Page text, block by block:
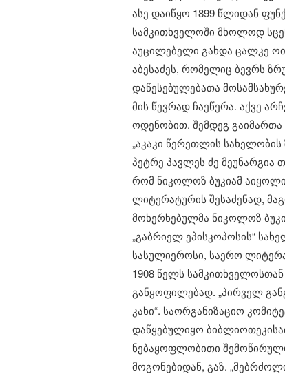
ასე დაიწყო 1899 წლიდან
სამკითხველოში მხოლოდ
აუცილებელი გახდა ცალკე
აბესაძეს, რომელიც ბევრს
დაწესებულებათა
მის წევრად ჩაეწერა. აქვე
ოდენობით. შემდეგ
„აკაკი წერეთლის
​პეტრე პავლეს ძე
რომ ნიკოლოზ ბუკიამ
ლიტერატურის შესაძენად,
მოხერხებულმა ნიკოლოზ
„გაბრიელ ეპისკოპოსის“
სასულიეროსი, საერო
​1908 წელს
განყოფილებად. „პირველ
კახი“. საორგანიზაციო
დაწყებულიყო
ნებაყოფლობითი
მოგონებიდან, გაზ.